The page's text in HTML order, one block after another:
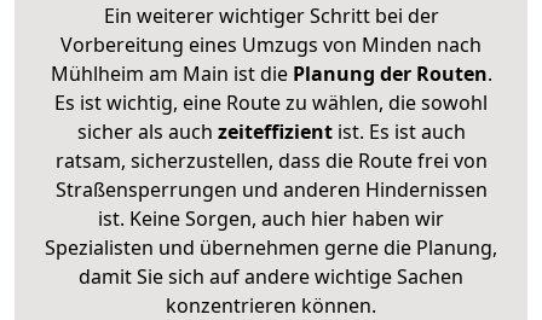
Ein weiterer wichtiger Schritt bei der
Vorbereitung eines Umzugs von Minden nach
Mühlheim am Main ist diePlanung der Routen.
Es ist wichtig, eine Route zu wählen, die sowohl
sicher als auch zeiteffizientist. Es ist auch
ratsam, sicherzustellen, dass die Route frei von
Straßensperrungen und anderen Hindernissen
ist. Keine Sorgen, auch hier haben wir
Spezialisten und übernehmen gerne die Planung,
damit Sie sich auf andere wichtige Sachen
konzentrieren können.